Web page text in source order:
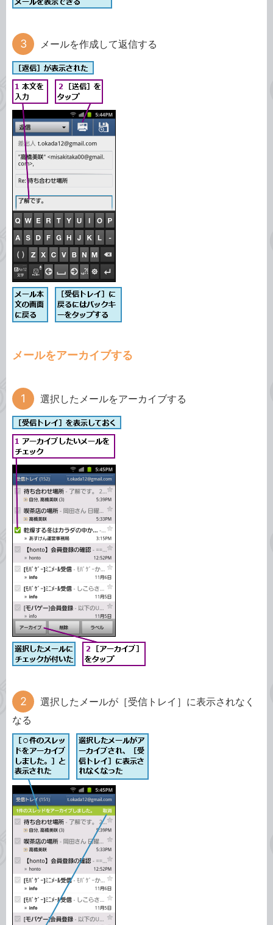
メールを作成して返信する
メールをアーカイブする
選択したメールをアーカイブする
選択したメールが［受信トレイ］に表示されなく
なる